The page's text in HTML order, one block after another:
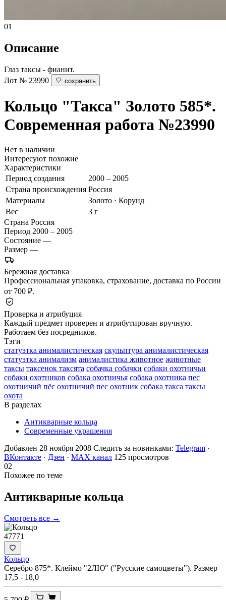
01
Описание
Глаз таксы - фианит.
Лот № 23990
сохранить
Кольцо "Такса" Золото 585*.
Современная работа №23990
Нет в наличии
Интересуют похожие
Характеристики
Период создания
2000 – 2005
Страна происхождения Россия
Материалы
Золото · Корунд
Вес
3 г
Страна Россия
Период 2000 – 2005
Состояние —
Размер —
Бережная доставка
Профессиональная упаковка, страхование, доставка по России
от 700 ₽.
Проверка и атрибуция
Каждый предмет проверен и атрибутирован вручную.
Работаем без посредников.
Тэги
статуэтка анималистическая скульптура анималистическая
статуэтка анимализм анималистика животное животные
таксы таксенок таксята собачка собачки собаки охотничьи
собаки охотников собака охотничья собака охотника пес
охотничий пёс охотничий пес охотник собака такса таксы
охота
В разделах
Антикварные кольца
Современные украшения
Добавлен 28 ноября 2008 Следить за новинками: Telegram ·
ВКонтакте · Дзен · MAX канал 125 просмотров
02
Похожее по теме
Антикварные кольца
Смотреть все →
47771
Кольцо
Серебро 875*. Клеймо "2ЛЮ" ("Русские самоцветы"). Размер
17,5 - 18,0